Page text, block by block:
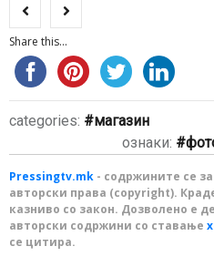
Share this...
categories:
магазин
ознаки:
Pressingtv.mk - содржините се
авторски права (copyright).
казниво со закон. Дозволено е
авторски содржини со ставање
се цитира.